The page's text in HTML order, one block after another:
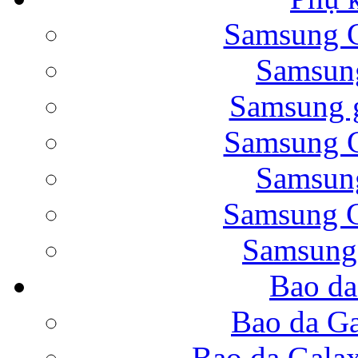
Bao da Samsung
Bao da Galaxy
Nắp lưng Samsung
Samsung
Samsung
Samsung
Bao
Bao da